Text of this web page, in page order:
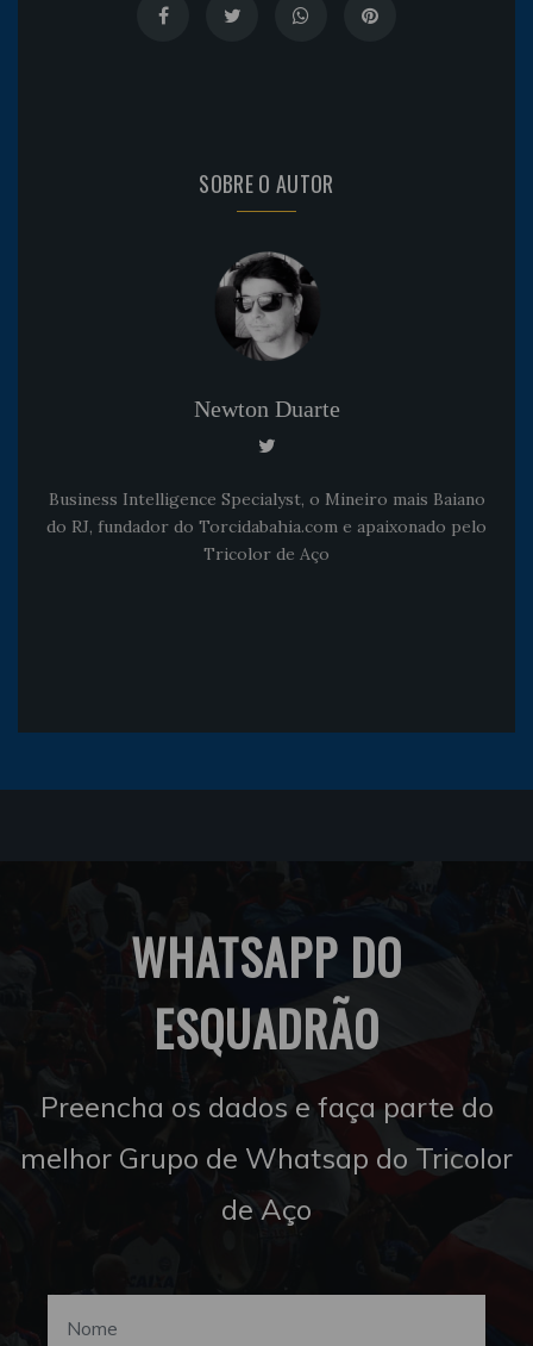
SOBRE O AUTOR
Newton Duarte
Business Intelligence Specialyst, o Mineiro mais Baiano
do RJ, fundador do Torcidabahia.com e apaixonado pelo
Tricolor de Aço
WHATSAPP DO
ESQUADRÃO
Preencha os dados e faça parte do
melhor Grupo de Whatsap do Tricolor
de Aço